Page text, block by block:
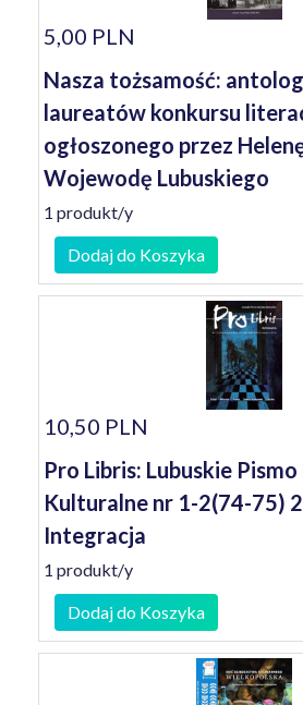
5,00 PLN
Nasza tożsamość:
laureatów konkursu
ogłoszonego przez
Wojewodę Lubuskiego
1 produkt/y
Dodaj do Koszyka
10,50 PLN
Pro Libris: Lubuskie
Kulturalne nr 1-2(74-75)
Integracja
1 produkt/y
Dodaj do Koszyka